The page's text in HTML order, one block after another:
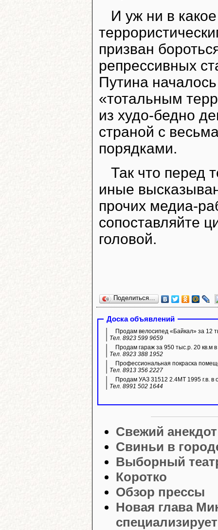
И уж ни в
призван
репрессивных
Путина
«тотальным
из худо-бедно
страной с
порядками.
Так что перед
иные
прочих медиа-
сопоставляйте
головой.
Поделиться…
Доска объявлений
Продам велосипед «Байкал» за 12
Тел. 8923 599 9659
Продам гараж за 950 тыс.р. 20 кв.м
Тел. 8923 388 1952
Профессиональная покраска
Тел. 8913 356 2227
Продам УАЗ 31512 2.4МТ 1995 г.в. в
Тел. 8991 502 1644
Свежий анекдот
Свиньи в
Выборный
Коротко
Обзор прессы
Новая глава